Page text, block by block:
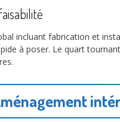
incluant fabrication et
à poser. Le quart